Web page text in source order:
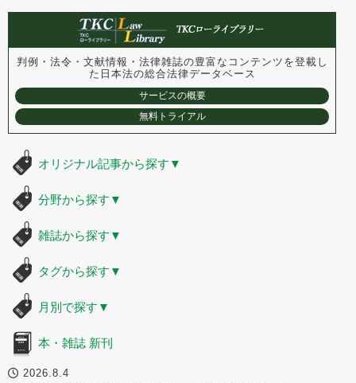
判例・法令・文献情報・法律雑誌の豊富なコンテンツを登載し
た 日本法の総合法律データベース
サービスの概要
無料トライアル
オリジナル記事から探す ▼
分野から探す ▼
雑誌から探す ▼
タグから探す ▼
月別で探す ▼
本・雑誌 新刊
2026.8.4